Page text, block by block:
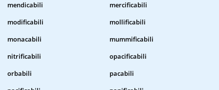
mendicabili
mercificabili
modificabili
mollificabili
monacabili
mummificabili
nitrificabili
opacificabili
orbabili
pacabili